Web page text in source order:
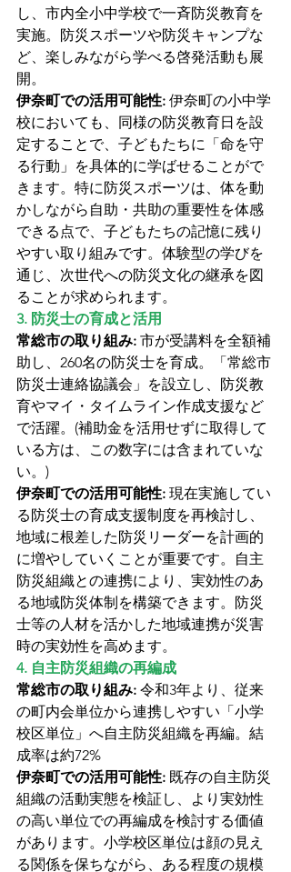
し、市内全小中学校で一斉防災教育を
実施。防災スポーツや防災キャンプな
ど、楽しみながら学べる啓発活動も展
開。
伊奈町での活用可能性: 伊奈町の小中学
校においても、同様の防災教育日を設
定することで、子どもたちに「命を守
る行動」を具体的に学ばせることがで
きます。特に防災スポーツは、体を動
かしながら自助・共助の重要性を体感
できる点で、子どもたちの記憶に残り
やすい取り組みです。体験型の学びを
通じ、次世代への防災文化の継承を図
ることが求められます。
3. 防災士の育成と活用
常総市の取り組み: 市が受講料を全額補
助し、260名の防災士を育成。「常総市
防災士連絡協議会」を設立し、防災教
育やマイ・タイムライン作成支援など
で活躍。(補助金を活用せずに取得して
いる方は、この数字には含まれていな
い。)
伊奈町での活用可能性: 現在実施してい
る防災士の育成支援制度を再検討し、
地域に根差した防災リーダーを計画的
に増やしていくことが重要です。自主
防災組織との連携により、実効性のあ
る地域防災体制を構築できます。防災
士等の人材を活かした地域連携が災害
時の実効性を高めます。
4. 自主防災組織の再編成
常総市の取り組み: 令和3年より、従来
の町内会単位から連携しやすい「小学
校区単位」へ自主防災組織を再編。結
成率は約72%
伊奈町での活用可能性: 既存の自主防災
組織の活動実態を検証し、より実効性
の高い単位での再編成を検討する価値
があります。小学校区単位は顔の見え
る関係を保ちながら、ある程度の規模